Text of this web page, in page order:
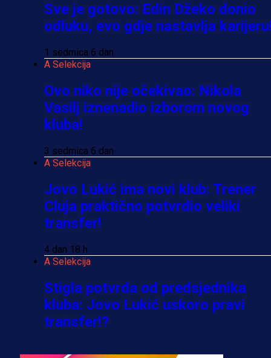
Sve je gotovo: Edin Džeko donio
odluku, evo gdje nastavlja
1 sedmica 6 dan
A Selekcija
Ovo niko nije očekivao: Nikola
Vasilj iznenadio izborom novog
kluba!
3 sedmica 6 dan
A Selekcija
Jovo Lukić ima novi klub: Trener
Cluja praktično potvrdio veliki
transfer!
4 dan 18 h
A Selekcija
Stigla potvrda od predsjednika
kluba: Jovo Lukić uskoro pravi
transfer!?